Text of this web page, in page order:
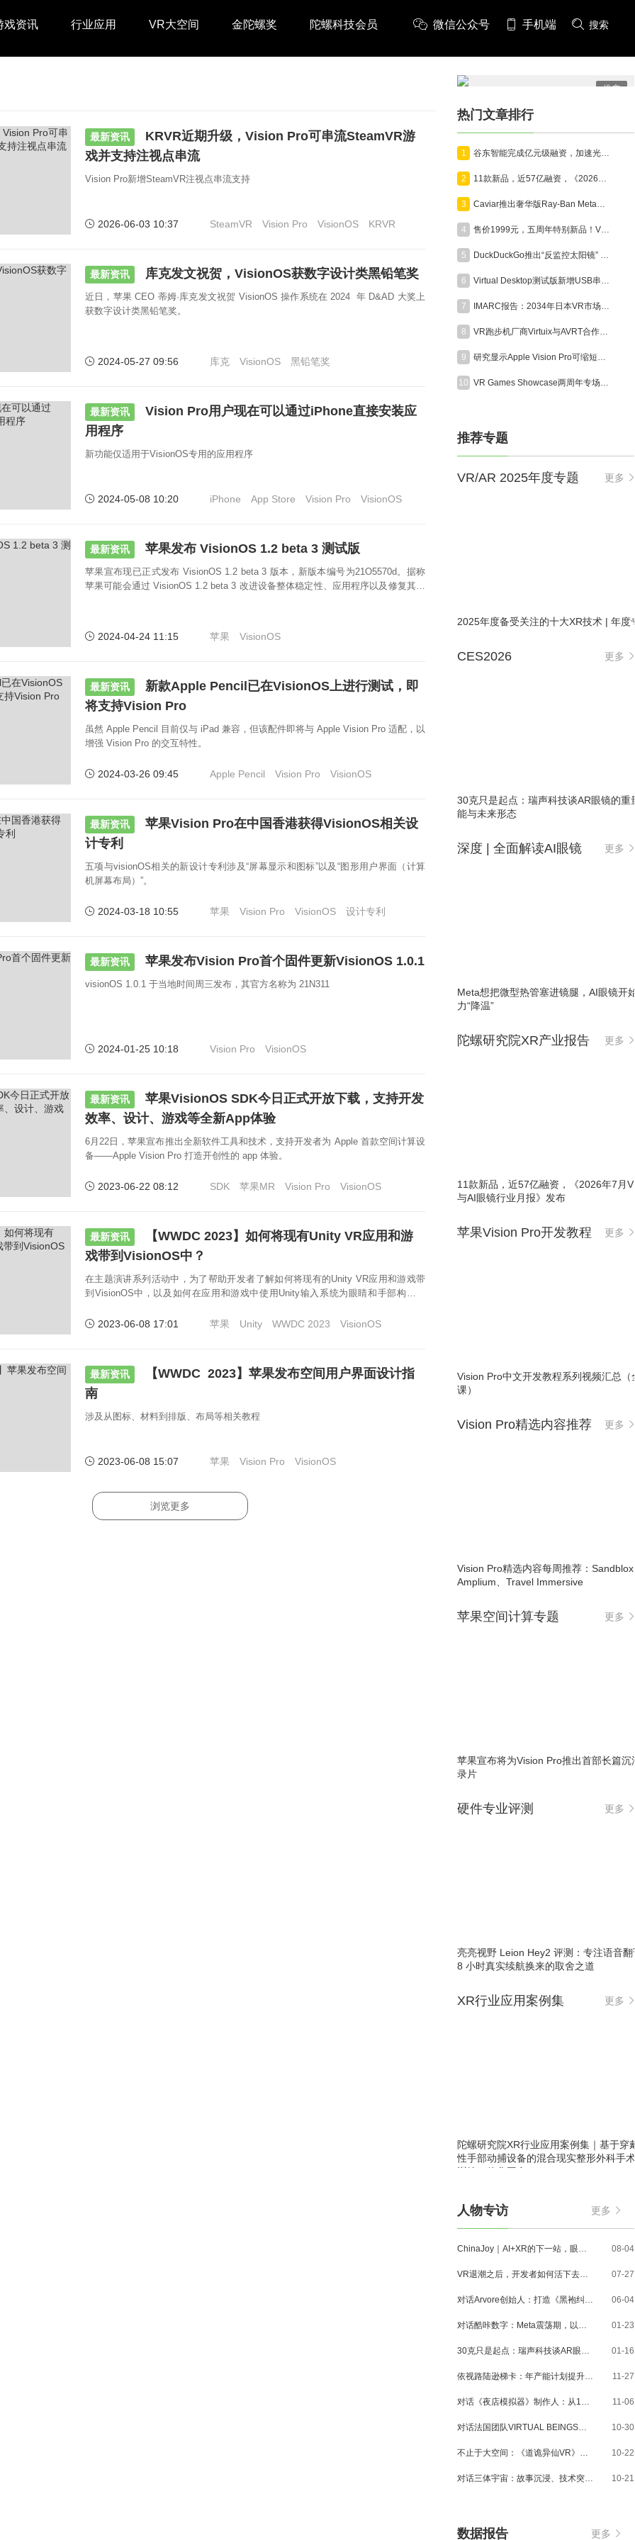
戏资讯 行业应用 VR大空间 金陀螺奖 陀螺科技会员 微信公众号 手机端 搜索
最新资讯
KRVR近期升级，Vision Pro可串流SteamVR游
戏并支持注视点串流
Vision Pro新增SteamVR注视点串流支持
2026-06-03 10:37 SteamVR Vision Pro VisionOS KRVR
最新资讯 库克发文祝贺，VisionOS获数字设计类黑铅笔奖
近日，苹果 CEO 蒂姆·库克发文祝贺 VisionOS 操作系统在 2024 年 D&AD 大奖上
获数字设计类黑铅笔奖。
2024-05-27 09:56 库克 VisionOS 黑铅笔奖
最新资讯
Vision Pro用户现在可以通过iPhone直接安装应
用程序
新功能仅适用于VisionOS专用的应用程序
2024-05-08 10:20 iPhone App Store Vision Pro VisionOS
最新资讯 苹果发布 VisionOS 1.2 beta 3 测试版
苹果宣布现已正式发布 VisionOS 1.2 beta 3 版本，新版本编号为21O5570d。据称
苹果可能会通过 VisionOS 1.2 beta 3 改进设备整体稳定性、应用程序以及修复其他
2024-04-24 11:15 苹果 VisionOS
最新资讯
新款Apple Pencil已在VisionOS上进行测试，即
将支持Vision Pro
虽然 Apple Pencil 目前仅与 iPad 兼容，但该配件即将与 Apple Vision Pro 适配，以
增强 Vision Pro 的交互特性。
2024-03-26 09:45 Apple Pencil Vision Pro VisionOS
最新资讯
苹果Vision Pro在中国香港获得VisionOS相关设
计专利
五项与visionOS相关的新设计专利涉及“屏幕显示和图标”以及“图形用户界面（计算
机屏幕布局）”。
2024-03-18 10:55 苹果 Vision Pro VisionOS 设计专利
最新资讯 苹果发布Vision Pro首个固件更新VisionOS 1.0.1
visionOS 1.0.1 于当地时间周三发布，其官方名称为 21N311
2024-01-25 10:18 Vision Pro VisionOS
最新资讯
苹果VisionOS SDK今日正式开放下载，支持开发
效率、设计、游戏等全新App体验
6月22日，苹果宣布推出全新软件工具和技术，支持开发者为 Apple 首款空间计算设
备——Apple Vision Pro 打造开创性的 app 体验。
2023-06-22 08:12 SDK 苹果MR Vision Pro VisionOS
最新资讯
【WWDC 2023】如何将现有Unity VR应用和游
戏带到VisionOS中？
在主题演讲系列活动中，为了帮助开发者了解如何将现有的Unity VR应用和游戏带
到VisionOS中，以及如何在应用和游戏中使用Unity输入系统为眼睛和手部构建内
2023-06-08 17:01 苹果 Unity WWDC 2023 VisionOS
最新资讯
【WWDC 2023】苹果发布空间用户界面设计指
南
涉及从图标、材料到排版、布局等相关教程
2023-06-08 15:07 苹果 Vision Pro VisionOS
浏览更多
推广
热门文章排行
1 谷东智能完成亿元级融资，加速光波导与AR智能终端产业化
2 11款新品，近57亿融资，《2026年7月VR/AR与AI眼镜行业月报》发布
3 Caviar推出奢华版Ray-Ban Meta智能眼镜，全球限量24副售价超6000美元
4 售价1999元，五周年特别新品！VITURE Pro 2 XR眼镜正式发布
5 DuckDuckGo推出“反监控太阳镜” ，直指AI眼镜隐私争议
6 Virtual Desktop测试版新增USB串流功能，支持Quest稳定连接
7 IMARC报告：2034年日本VR市场规模将达95亿美元，年复合增长率15.1%
8 VR跑步机厂商Virtuix与AVRT合作为美国海军陆战队打造模拟训练系统
9 研究显示Apple Vision Pro可缩短眼科手术时间约19%
10 VR Games Showcase两周年专场定档8月13日，超25款VR游戏集中发布更新
推荐专题
VR/AR 2025年度专题 更多
2025年度备受关注的十大XR技术 | 年度
CES2026 更多
30克只是起点：瑞声科技谈AR眼镜的重
能与未来形态
深度 | 全面解读AI眼镜 更多
Meta想把微型热管塞进镜腿，AI眼镜开
力“降温”
陀螺研究院XR产业报告 更多
11款新品，近57亿融资，《2026年7月
与AI眼镜行业月报》发布
苹果Vision Pro开发教程 更多
Vision Pro中文开发教程系列视频汇总（
课）
Vision Pro精选内容推荐 更多
Vision Pro精选内容每周推荐：
Amplium、Travel Immersive
苹果空间计算专题 更多
苹果宣布将为Vision Pro推出首部长篇沉
录片
硬件专业评测 更多
亮亮视野 Leion Hey2 评测：专注语音
8 小时真实续航换来的取舍之道
XR行业应用案例集 更多
陀螺研究院XR行业应用案例集｜基于穿
性手部动捕设备的混合现实整形外科手
训练一体化平台
人物专访 更多
ChinaJoy｜AI+XR的下一站，眼镜、MR与3D内容走到了哪里？ 08-04
VR退潮之后，开发者如何活下去？对话VR Games Showcase创始人Jamie Feltham 07-27
对话Arvore创始人：打造《黑袍纠察队》VR大作，巴西工作室冲刺3A与多平台布局 06-04
对话酷咔数字：Meta震荡期，以《Dread Meridian》向硬核玩家交出「付费体验」答卷 01-23
30克只是起点：瑞声科技谈AR眼镜的重量、功能与未来形态 01-16
依视路陆逊梯卡：年产能计划提升至2000万副，大量AI眼镜新品正在路上 11-27
对话《夜店模拟器》制作人：从1人开发，到50万下载的实战心得 11-06
对话法国团队VIRTUAL BEINGS：如何用「行为AI引擎」打造跨平台虚拟宠物？ 10-30
不止于大空间：《道诡异仙VR》如何用“实景置景”打通线下沉浸式闭环？ 10-22
对话三体宇宙：故事沉浸、技术突破和线下布局，科幻IP的VR自制之路 10-21
数据报告 更多